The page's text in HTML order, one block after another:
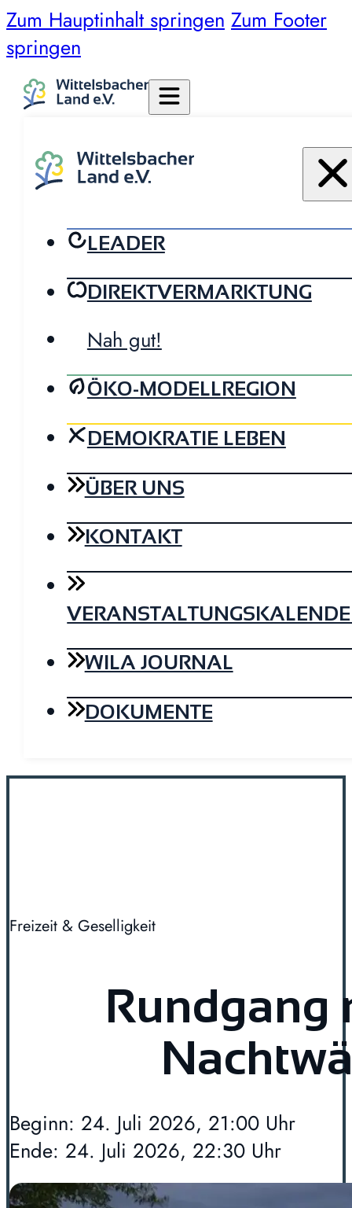
Zum Hauptinhalt springen Zum Footer
springen
LEADER
DIREKTVERMARKTUNG
Nah gut!
ÖKO-MODELLREGION
DEMOKRATIE LEBEN
ÜBER UNS
KONTAKT
WILA JOURNAL
DOKUMENTE
Freizeit & Geselligkeit
Rundgang
Beginn: 24. Juli 2026, 21:00 Uhr
Ende: 24. Juli 2026, 22:30 Uhr